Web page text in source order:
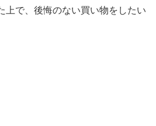
上で、後悔のない買い物をしたい